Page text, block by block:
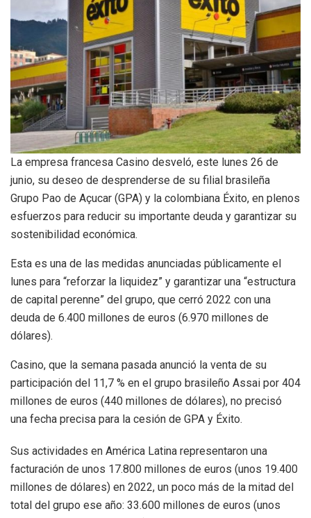
La empresa francesa Casino desveló, este lunes 26 de
junio, su deseo de desprenderse de su filial brasileña
Grupo Pao de Açucar (GPA) y la colombiana Éxito, en plenos
esfuerzos para reducir su importante deuda y garantizar su
sostenibilidad económica.
Esta es una de las medidas anunciadas públicamente el
lunes para “reforzar la liquidez” y garantizar una “estructura
de capital perenne” del grupo, que cerró 2022 con una
deuda de 6.400 millones de euros (6.970 millones de
dólares).
Casino, que la semana pasada anunció la venta de su
participación del 11,7 % en el grupo brasileño Assai por 404
millones de euros (440 millones de dólares), no precisó
una fecha precisa para la cesión de GPA y Éxito.
Sus actividades en América Latina representaron una
facturación de unos 17.800 millones de euros (unos 19.400
millones de dólares) en 2022, un poco más de la mitad del
total del grupo ese año: 33.600 millones de euros (unos